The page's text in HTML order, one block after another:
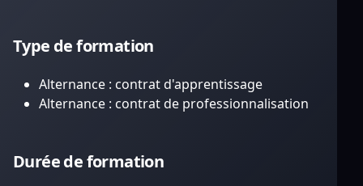
Type de formation
Alternance : contrat d'apprentissage
Alternance : contrat de professionnalisation
Durée de formation